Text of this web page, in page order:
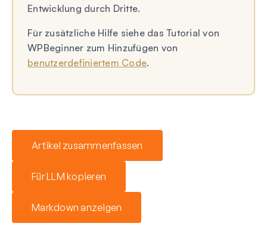
Entwicklung durch Dritte.
Für zusätzliche Hilfe siehe das Tutorial von
WPBeginner zum Hinzufügen von
benutzerdefiniertem Code.
Artikel zusammenfassen
Für LLM kopieren
Markdown anzeigen